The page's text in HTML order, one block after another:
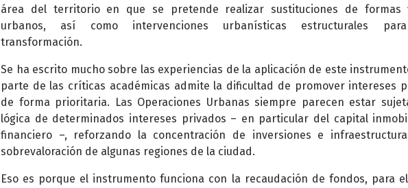
área del territorio en que se pretende realizar sustituciones de formas
urbanos, así como intervenciones urbanísticas estructurales
transformación.
Se ha escrito mucho sobre las experiencias de la aplicación de este
parte de las críticas académicas admite la dificultad de promover intereses
de forma prioritaria. Las Operaciones Urbanas siempre parecen estar
lógica de determinados intereses privados – en particular del capital
financiero –, reforzando la concentración de inversiones e
sobrevaloración de algunas regiones de la ciudad.
Eso es porque el instrumento funciona con la recaudación de fondos, para